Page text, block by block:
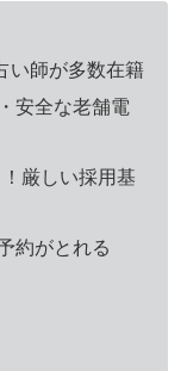
い師が多数在籍
安全な老舗電
厳しい採用基
約がとれる